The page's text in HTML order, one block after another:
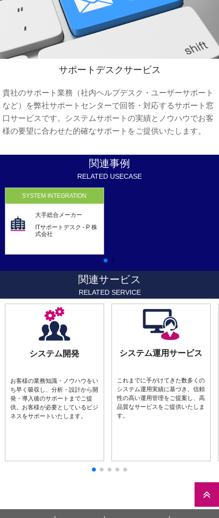
サポートデスクサービス
貴社のサポート業務（社内ヘルプデスク・ユーザーサポート
など）を弊社サポートセンターで回答・対応するサポート窓
口サービスです。システムサポートの実績とノウハウでお客
様の要望に合わせた的確なサポートをご提供いたします。
関連事例
RELATED USECASE
SYSTEM INTEGRATION
大手総合メーカー
ITサポートデスク - P 株
式会社
関連サービス
RELATED SERVICE
システム開発
お客様の業務知識・ノウハウをい
ち早く吸収し、分析・設計から開
発・導入後のサポートまでご提
供。お客様が必要としているビジ
ネスをサポートいたします。
システム運用サービス
これまでに手がけてきた数多くの
システム運用実績に基づき、信頼
性の高い運用管理をご提案し、高
品質なサービスをご提供いたしま
す。